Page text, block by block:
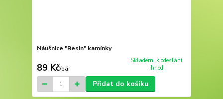
Náušnice "Resin" kamínky
89 Kč/pár
Skladem, k odeslání
ihned
Přidat do košíku